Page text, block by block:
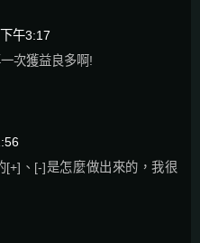
午3:17
次獲益良多啊!
[+]、[-]是怎麼做出來的，我很